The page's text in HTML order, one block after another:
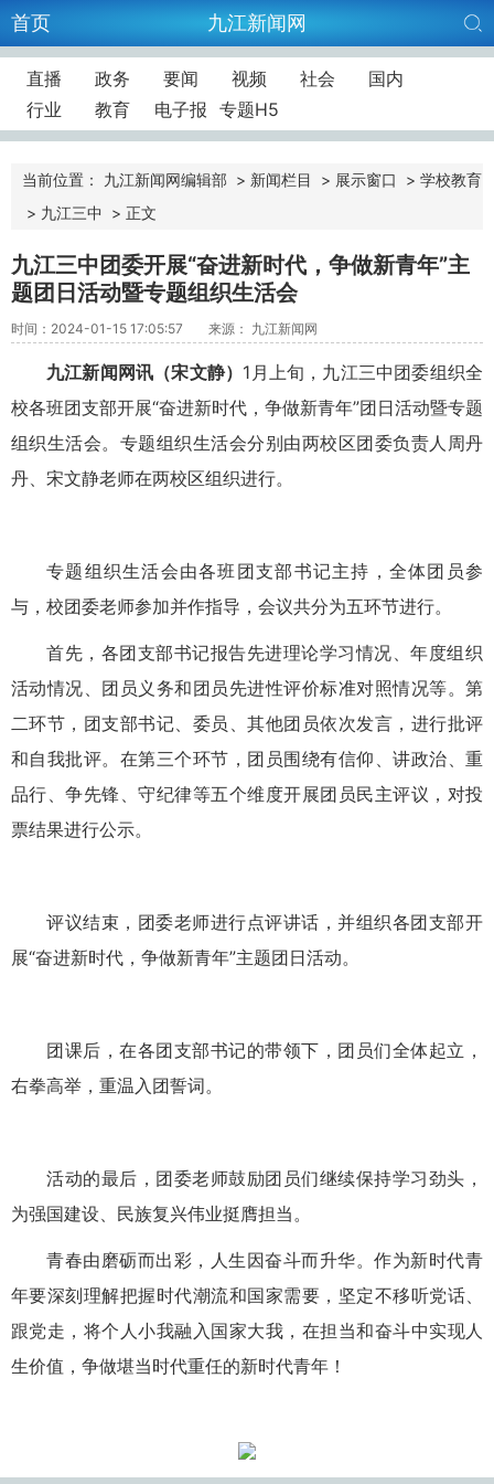
首页 九江新闻网
直播 政务 要闻 视频 社会
国内
行业
教育 电子报 专题H5
当前位置： 九江新闻网编辑部 > 新闻栏目 > 展示窗口 > 学校教育
> 九江三中 > 正文
九江三中团委开展“奋进新时代，争做新青年”主
题团日活动暨专题组织生活会
时间：2024-01-15 17:05:57 来源： 九江新闻网
九江新闻网讯（宋文静） 1 月上旬，九江三中团委组织全
校各班团支部开展“奋进新时代，争做新青年”团日活动暨专题
组织生活会。专题组织生活会分别由两校区团委负责人周丹
丹、宋文静老师在两校区组织进行。
专题组织生活会由各班团支部书记主持，全体团员参
与，校团委老师参加并作指导，会议共分为五环节进行。
首先，各团支部书记报告先进理论学习情况、年度组织
活动情况、团员义务和团员先进性评价标准对照情况等。第
二环节，团支部书记、委员、其他团员依次发言，进行批评
和自我批评。在第三个环节，团员围绕有信仰、讲政治、重
品行、争先锋、守纪律等五个维度开展团员民主评议，对投
票结果进行公示。
评议结束，团委老师进行点评讲话，并组织各团支部开
展“奋进新时代，争做新青年”主题团日活动。
团课后，在各团支部书记的带领下，团员们全体起立，
右拳高举，重温入团誓词。
活动的最后，团委老师鼓励团员们继续保持学习劲头，
为强国建设、民族复兴伟业挺膺担当。
青春由磨砺而出彩，人生因奋斗而升华。作为新时代青
年要深刻理解把握时代潮流和国家需要，坚定不移听党话、
跟党走，将个人小我融入国家大我，在担当和奋斗中实现人
生价值，争做堪当时代重任的新时代青年！